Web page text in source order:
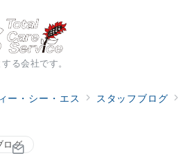
る会社です。
ー・シー・エス スタッフブログ
ログ